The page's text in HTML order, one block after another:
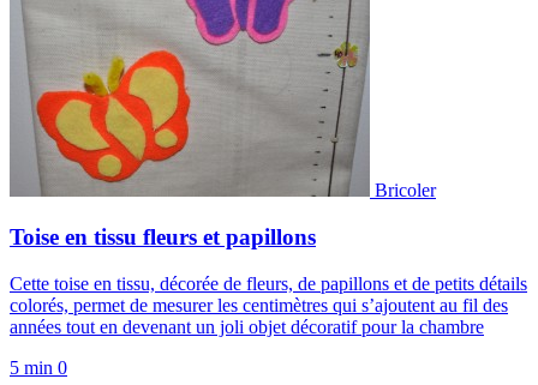
Bricoler
Toise en tissu fleurs et papillons
Cette toise en tissu, décorée de fleurs, de papillons et de petits détails
colorés, permet de mesurer les centimètres qui s’ajoutent au fil des
années tout en devenant un joli objet décoratif pour la chambre
5 min 0